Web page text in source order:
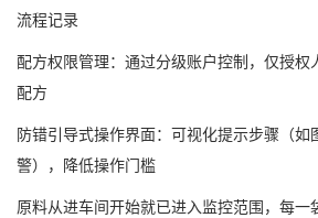
流程记录
配方权限管理：通过分级账户控制，仅授权
配方
防错引导式操作界面：可视化提示步骤（如
警），降低操作门槛
原料从进车间开始就已进入监控范围，每一